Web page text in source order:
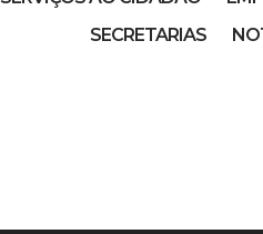
SECRETARIAS